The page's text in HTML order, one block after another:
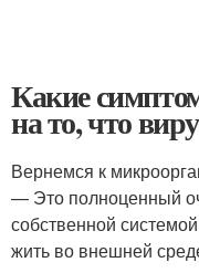
Какие
на то, что
Вернемся к
— Это полноценный
собственной
жить во внешней